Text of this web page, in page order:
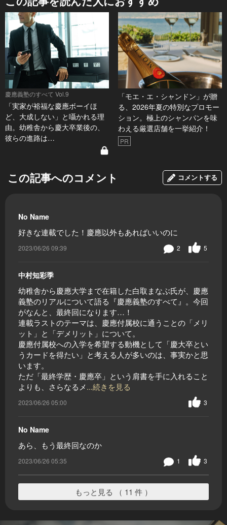
慶應義塾のすべて Vol.9
「実家が裕福な慶應ボーイほ
ど、大成しない」と囁かれる理
由。幼稚舎から慶大卒業後の、
彼らの進路は…
「モエ・エ・シャンドン」が贈
る、2026年夏の特別なプロモー
ション。極上のシャンパンを味
わえる厳選店舗を一挙紹介！
PR
この記事へのコメント コメントする
No Name
好きな連載でした！慶應以外もあればいいのに
2023/06/26 09:39 5
2
中村知彩季
幼稚舎から慶應大学まで在籍した白取まなぶ氏が、慶應
義塾のリアルについて語る『慶應義塾のすべて』。今回
がなんと、最終回になります…！
連載ラストのテーマは、慶應付属校に通うことの「メリ
ット」と「デメリット」について。
慶應付属校への入学を希望する動機として「慶大卒とい
うカードを得たい」と考える人が多いのは、事実かと思
います。
ただ「最終学歴・慶應卒」という肩書を手に入れること
よりも、さらなるメ...続きを見る
2023/06/26 05:00 3
No Name
あら、もう最終回なのか
2023/06/26 05:35 3
1
もっと見る （ 11 件 ）